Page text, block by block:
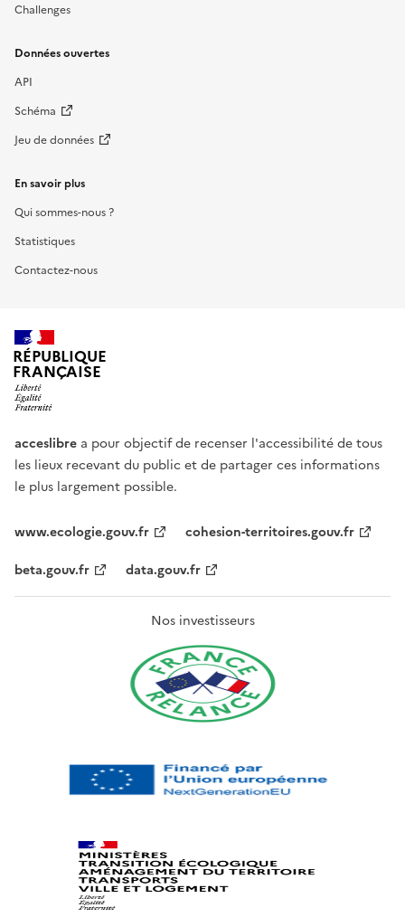
Challenges
Données ouvertes
API
Schéma
Jeu de données
En savoir plus
Qui sommes-nous ?
Statistiques
Contactez-nous
RÉPUBLIQUE
FRANÇAISE
acceslibre a pour objectif de recenser l'accessibilité de tous
les lieux recevant du public et de partager ces informations
le plus largement possible.
www.ecologie.gouv.fr
cohesion-territoires.gouv.fr
beta.gouv.fr
data.gouv.fr
Nos investisseurs